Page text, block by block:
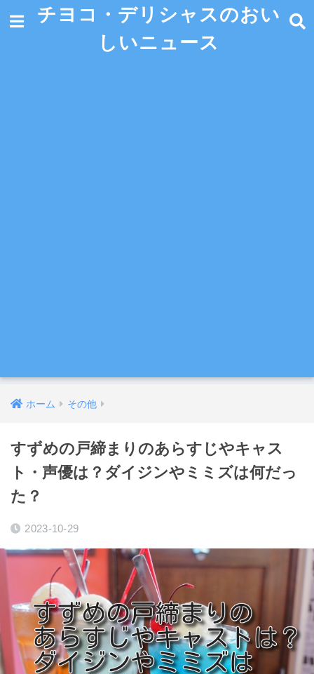
チヨコ・デリシャスのおい
しいニュース
ホーム その他
すずめの戸締まりのあらすじやキャス
ト・声優は？ダイジンやミミズは何だっ
た？
2023-10-29